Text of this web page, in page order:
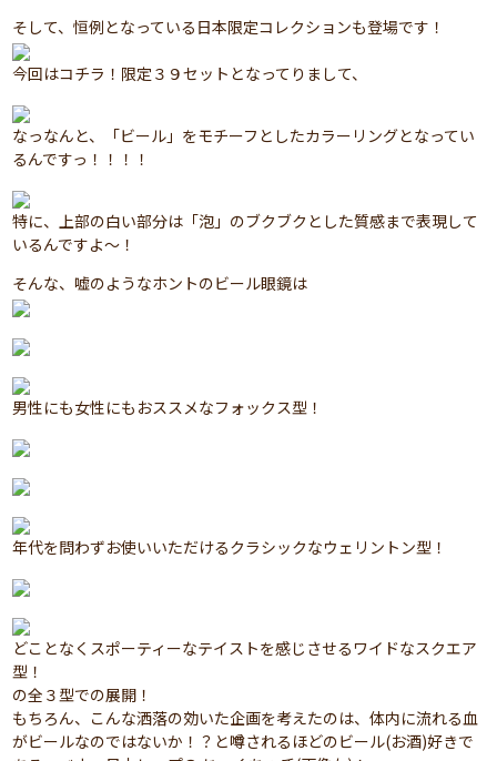
そして、恒例となっている日本限定コレクションも登場です！
今回はコチラ！限定３９セットとなってりまして、
なっなんと、「ビール」をモチーフとしたカラーリングとなってい
るんですっ！！！！
特に、上部の白い部分は「泡」のブクブクとした質感まで表現して
いるんですよ～！
そんな、嘘のようなホントのビール眼鏡は
男性にも女性にもおススメなフォックス型！
年代を問わずお使いいただけるクラシックなウェリントン型！
どことなくスポーティーなテイストを感じさせるワイドなスクエア
型！
の全３型での展開！
もちろん、こんな洒落の効いた企画を考えたのは、体内に流れる血
がビールなのではないか！？と噂されるほどのビール(お酒)好きで